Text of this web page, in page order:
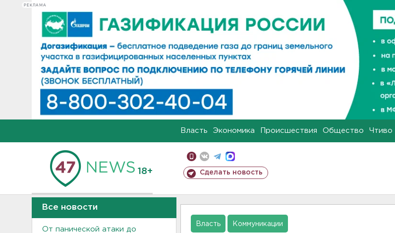
РЕКЛАМА
Власть Экономика Происшествия Общество Чтиво
18+ Сделать новость
Все новости
От панической атаки до
Власть Коммуникации